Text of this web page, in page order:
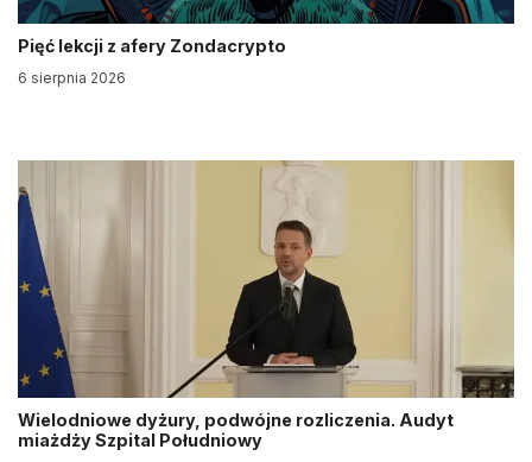
Pięć lekcji z afery Zondacrypto
6 sierpnia 2026
Wielodniowe dyżury, podwójne rozliczenia. Audyt
miażdży Szpital Południowy